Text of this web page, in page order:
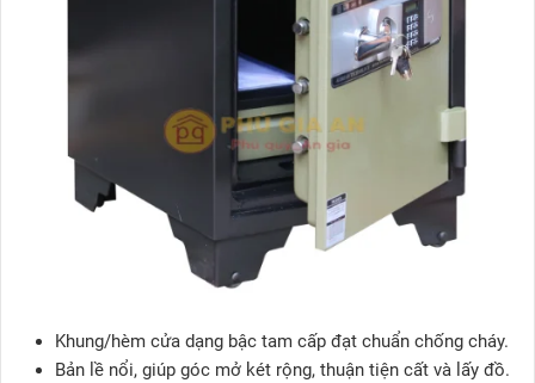
Khung/hèm cửa dạng bậc tam cấp đạt chuẩn chống cháy.
Bản lề nổi, giúp góc mở két rộng, thuận tiện cất và lấy đồ.